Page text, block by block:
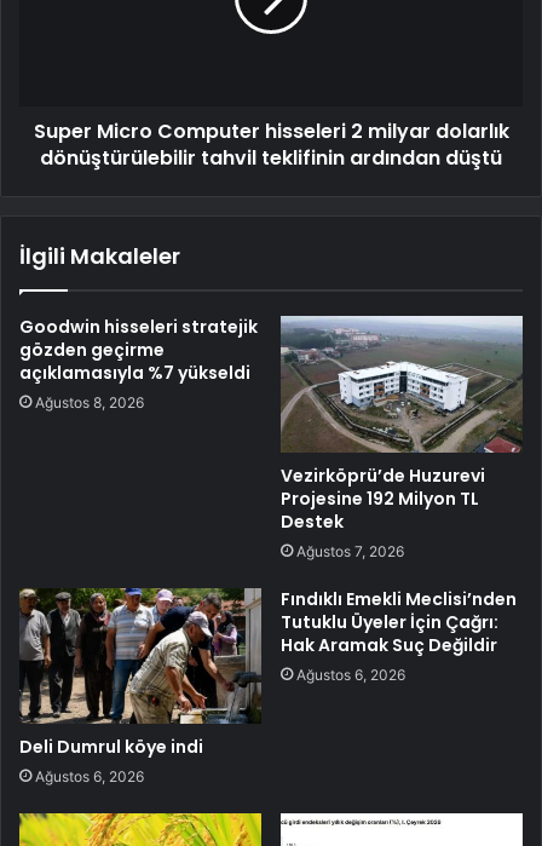
Super Micro Computer hisseleri 2 milyar dolarlık
dönüştürülebilir tahvil teklifinin ardından düştü
İlgili Makaleler
Goodwin hisseleri stratejik
gözden geçirme
açıklamasıyla %7 yükseldi
Ağustos 8, 2026
Vezirköprü’de Huzurevi
Projesine 192 Milyon TL
Destek
Ağustos 7, 2026
Deli Dumrul köye indi
Ağustos 6, 2026
Fındıklı Emekli Meclisi’nden
Tutuklu Üyeler İçin Çağrı:
Hak Aramak Suç Değildir
Ağustos 6, 2026